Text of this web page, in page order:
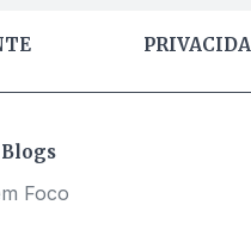
Foco